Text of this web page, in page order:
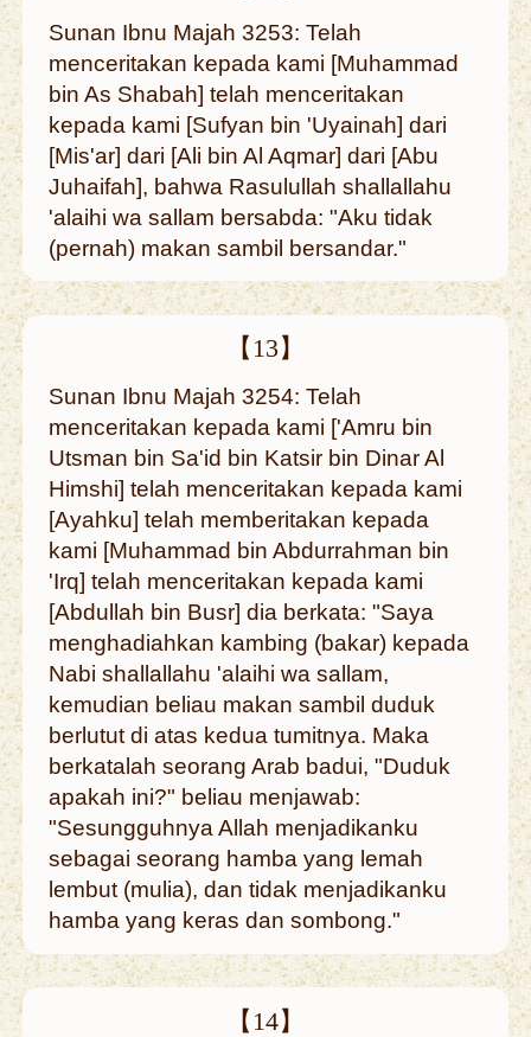
Sunan Ibnu Majah 3253: Telah
menceritakan kepada kami [Muhammad
bin As Shabah] telah menceritakan
kepada kami [Sufyan bin 'Uyainah] dari
[Mis'ar] dari [Ali bin Al Aqmar] dari [Abu
Juhaifah], bahwa Rasulullah shallallahu
'alaihi wa sallam bersabda: "Aku tidak
(pernah) makan sambil bersandar."
【13】
Sunan Ibnu Majah 3254: Telah
menceritakan kepada kami ['Amru bin
Utsman bin Sa'id bin Katsir bin Dinar Al
Himshi] telah menceritakan kepada kami
[Ayahku] telah memberitakan kepada
kami [Muhammad bin Abdurrahman bin
'Irq] telah menceritakan kepada kami
[Abdullah bin Busr] dia berkata: "Saya
menghadiahkan kambing (bakar) kepada
Nabi shallallahu 'alaihi wa sallam,
kemudian beliau makan sambil duduk
berlutut di atas kedua tumitnya. Maka
berkatalah seorang Arab badui, "Duduk
apakah ini?" beliau menjawab:
"Sesungguhnya Allah menjadikanku
sebagai seorang hamba yang lemah
lembut (mulia), dan tidak menjadikanku
hamba yang keras dan sombong."
【14】